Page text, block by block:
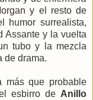
y el resto de
humor surrealista,
Assante y la vuelta
tubo y la mezcla
de drama.
más que probable
esbirro de Anillo